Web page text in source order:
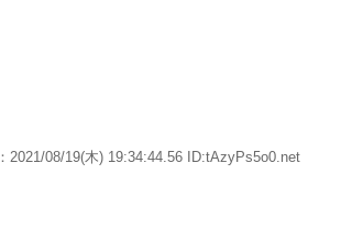
：2021/08/19(木) 19:34:44.56 ID:tAzyPs5o0.net